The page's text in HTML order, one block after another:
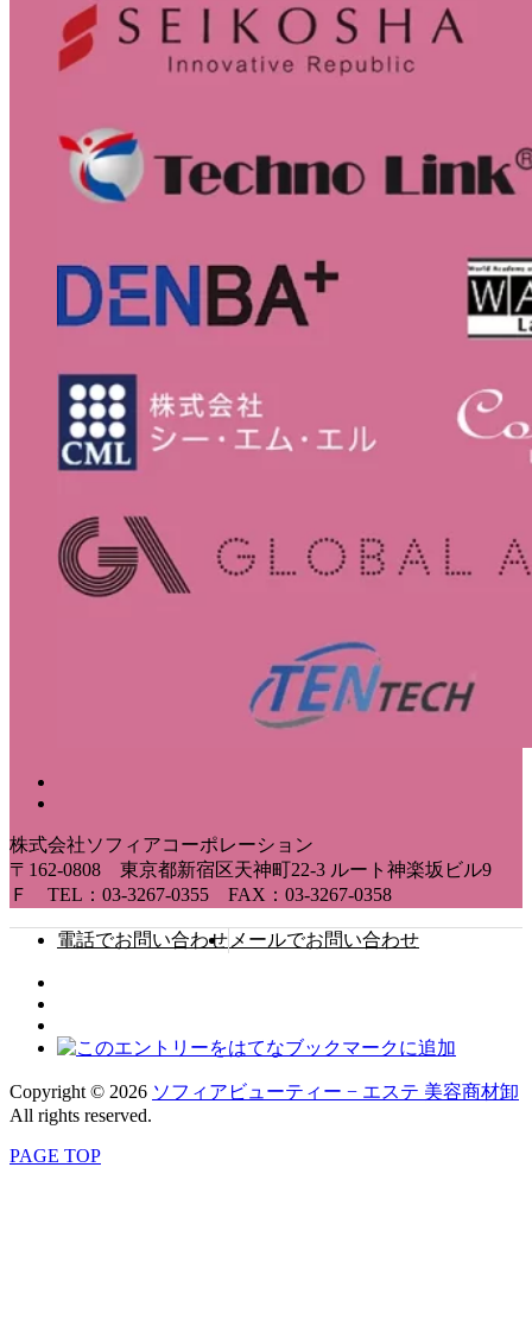
株式会社ソフィアコーポレーション
〒162-0808 東京都新宿区天神町22-3 ルート神楽坂ビル9
Ｆ TEL：03-3267-0355 FAX：03-3267-0358
電話でお問い合わせ メールでお問い合わせ
Copyright © 2026 ソフィアビューティー − エステ 美容商材卸
All rights reserved.
PAGE TOP